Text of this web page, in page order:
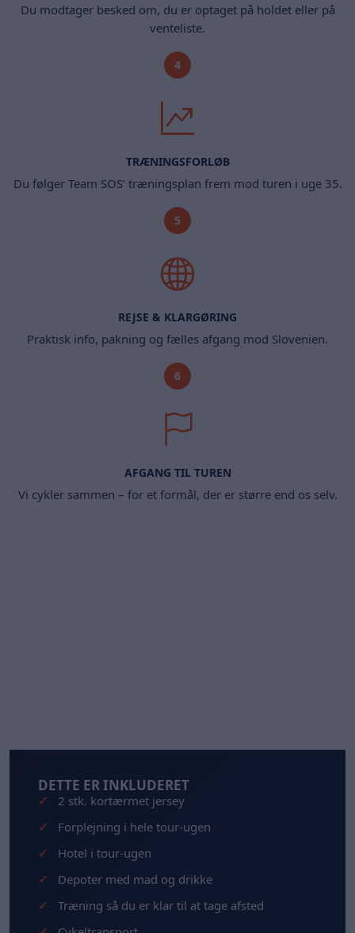
Du modtager besked om, du er optaget på holdet eller på
venteliste.
4
TRÆNINGSFORLØB
Du følger Team SOS’ træningsplan frem mod turen i uge 35.
5
REJSE & KLARGØRING
Praktisk info, pakning og fælles afgang mod Slovenien.
6
AFGANG TIL TUREN
Vi cykler sammen – for et formål, der er større end os selv.
DETTE ER INKLUDERET
2 stk. kortærmet jersey
Forplejning i hele tour-ugen
Hotel i tour-ugen
Depoter med mad og drikke
Træning så du er klar til at tage afsted